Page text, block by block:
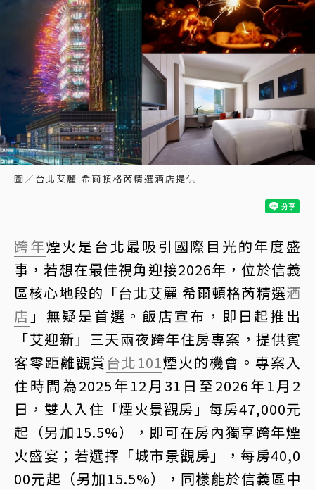
圖／台北艾麗 希爾頓格芮精選酒店提供
跨年煙火是台北最吸引國際目光的年度盛
事，若想在最佳視角迎接2026年，位於信義
區核心地段的「台北艾麗 希爾頓格芮精選酒
店 」無疑是首選。飯店宣布，即日起推出
「艾迎新」三天兩夜跨年住房專案，提供賓
客零距離觀賞台北101煙火的機會。專案入
住時間為2025年12月31日至2026年1月2
日，雙人入住「煙火景觀房」每房47,000元
起（另加15.5%），即可在房內獨享跨年煙
火盛宴；若選擇「城市景觀房」，每房40,0
00元起（另加15.5%），同樣能於信義區中